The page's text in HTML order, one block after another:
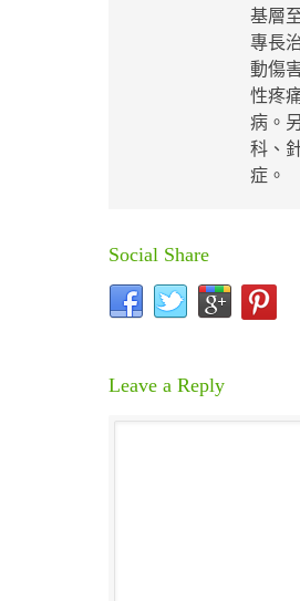
基層
專長
動傷
性疼
病。
科、
症。
Social Share
Leave a Reply